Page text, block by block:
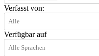
Verfasst von:
Verfügbar auf